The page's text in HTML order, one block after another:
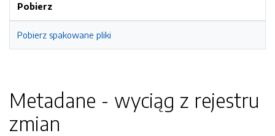
Pobierz
Pobierz spakowane pliki
Metadane - wyciąg z rejestru
zmian